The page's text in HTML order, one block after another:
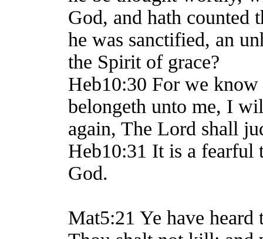
God, and hath counted
he was sanctified, an
the Spirit of grace?
Heb10:30 For we know
belongeth unto me, I
again, The Lord shall
Heb10:31 It is a
God.
Mat5:21 Ye have